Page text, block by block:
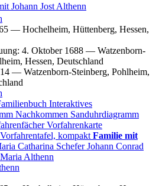
Johann Jost Althenn
— Hochelheim, Hüttenberg, Hessen,
: 4. Oktober 1688 — Watzenborn-
Hessen, Deutschland
— Watzenborn-Steinberg, Pohlheim,
Interaktives
Nachkommen Sanduhrdiagramm
Vorfahrenkarte
Vorfahrentafel, kompakt Familie mit
Catharina Schefer Johann Conrad
Althenn